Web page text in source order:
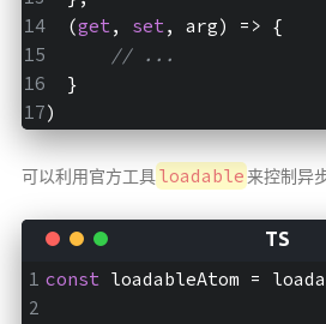
  (
get , set , arg) => {
// ...
  }
)
可以利用官方工具loadable来控制异
const loadableAtom =